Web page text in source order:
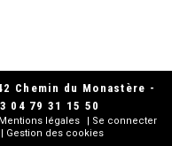
Chemin du Monastère -
04 79 31 15 50
Mentions légales
Se connecter
Gestion des cookies